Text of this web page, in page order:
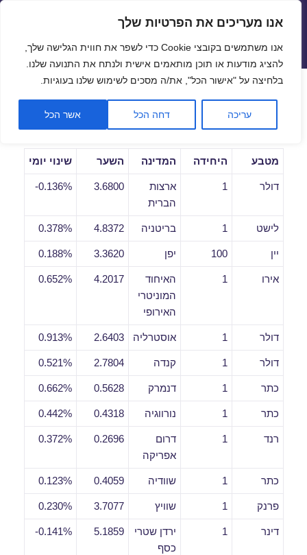
פתח
אנו מעריכים את הפרטיות שלך
אנו משתמשים בקובצי Cookie כדי לשפר את חווית הגלישה שלך,
להציג מודעות או תוכן מותאמים אישית ולנתח את התנועה שלנו.
בלחיצה על "אישור הכל", את/ה מסכים לשימוש שלנו בעוגיות.
עריכה דחה הכל אשר הכל
שערי חליפין יציגים – שער יציג
תפריטים
ווידג'טים
שערי חליפין יומיים לתאריך
28/01/2019
מטבע היחידה המדינה השער שינוי יומי
דולר 1
ארצות
הברית
3.6800
0.136%-
לישט 1 בריטניה 4.8372
0.378%
יין 100 יפן 3.3620
0.188%
אירו 1
האיחוד
המוניטרי
האירופי
4.2017
0.652%
דולר 1 אוסטרליה 2.6403
0.913%
דולר 1 קנדה 2.7804
0.521%
כתר 1 דנמרק 0.5628
0.662%
כתר 1 נורווגיה 0.4318
0.442%
רנד 1
דרום
אפריקה
0.2696
0.372%
כתר 1 שוודיה 0.4059
0.123%
פרנק 1 שוויץ 3.7077
0.230%
דינר 1
ירדן שטרי
כסף
5.1859
0.141%-